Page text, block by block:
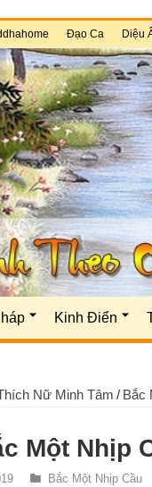
Đạo Ca Diệu
Kinh Điển
Nữ Minh Tâm / Bắc
Một Nhịp
Bắc Một Nhịp Cầu